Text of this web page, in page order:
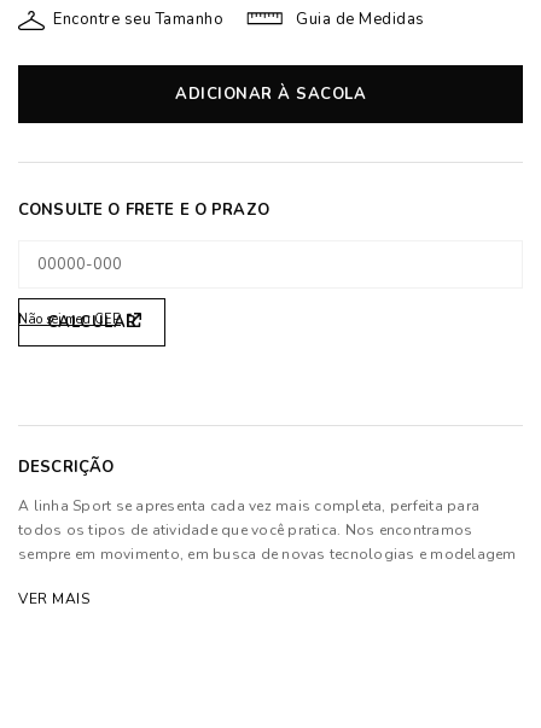
Encontre seu Tamanho Guia de Medidas
ADICIONAR À SACOLA
Não sei meu CEP
DESCRIÇÃO
A linha Sport se apresenta cada vez mais completa, perfeita para
todos os tipos de atividade que você pratica. Nos encontramos
sempre em movimento, em busca de novas tecnologias e modelagem
VER MAIS